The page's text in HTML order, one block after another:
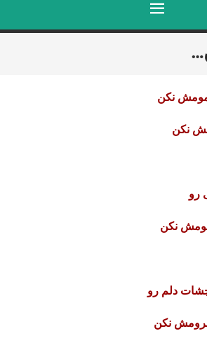
فهرست
نکن
نکن
رو
نکن
دلم رو
نکن